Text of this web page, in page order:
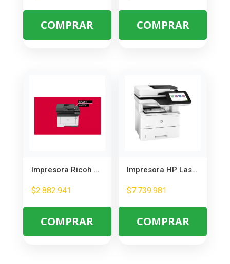
COMPRAR COMPRAR
Impresora Ricoh M 400FW Láser Monocromática – Productividad Empresarial
$2.882.941
COMPRAR
Impresora HP LaserJet M528dn Multifunción – Segura y Eficiente para Oficina
$7.739.981
COMPRAR